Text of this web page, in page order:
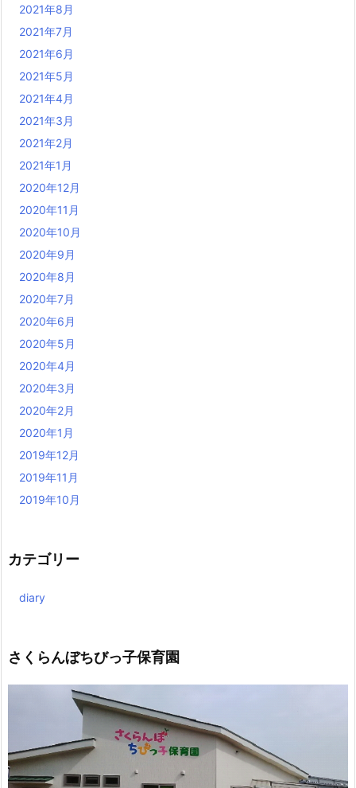
2021年8月
2021年7月
2021年6月
2021年5月
2021年4月
2021年3月
2021年2月
2021年1月
2020年12月
2020年11月
2020年10月
2020年9月
2020年8月
2020年7月
2020年6月
2020年5月
2020年4月
2020年3月
2020年2月
2020年1月
2019年12月
2019年11月
2019年10月
カテゴリー
diary
さくらんぼちびっ子保育園